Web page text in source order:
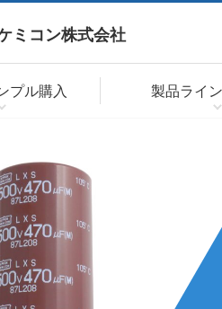
ミコン株式会社
プル購入 製品ライ